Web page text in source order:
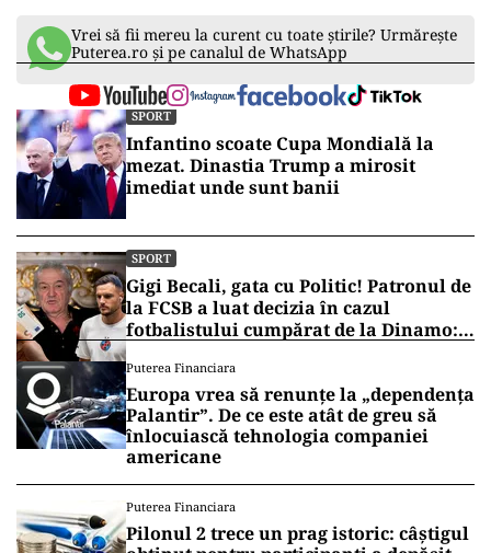
Și-a început cariera de antrenor la scurt timp
după încheierea jocului și a lucrat în aproape 30
de cluburi.
A condus, printre altele, OFK Belgrad, Partizan,
Liteks, Buducnost, Saraievo și a mai lucrat în
Turcia, China, Libia, Maldive, Tunisia, Iran și
Arabia Saudită, unde și-a încheiat ultimul
angajament de antrenor în septembrie.
Vrei să fii mereu la curent cu toate știrile? Urmărește
Puterea.ro și pe canalul de WhatsApp
SPORT
Infantino scoate Cupa Mondială la
mezat. Dinastia Trump a mirosit
imediat unde sunt banii